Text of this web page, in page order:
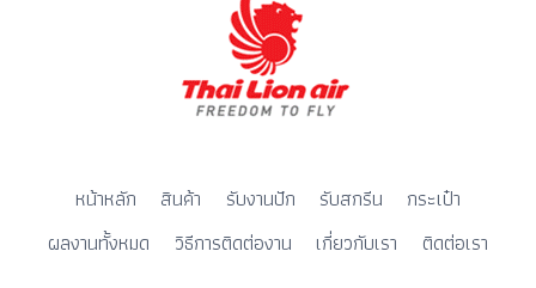
หน้าหลัก สินค้า รับงานปัก รับสกรีน
กระเป๋า
ผลงานทั้งหมด
วิธีการติดต่องาน เกี่ยวกับเรา ติดต่อเรา